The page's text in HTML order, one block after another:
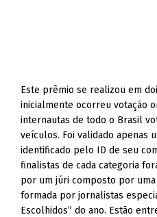
Este prêmio se realizou em
inicialmente ocorreu votação
internautas de todo o Brasil
veículos. Foi validado apenas
identificado pelo ID de seu
finalistas de cada categoria
por um júri composto por uma
formada por jornalistas
Escolhidos” do ano. Estão